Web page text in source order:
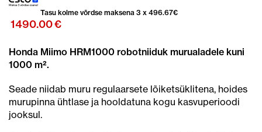
Tasu kolme võrdse maksena 3 x 496.67€
1490.00€
Honda Miimo HRM1000 robotniiduk murualadele kuni
1000 m².
Seade niidab muru regulaarsete lõiketsüklitena, hoides
murupinna ühtlase ja hooldatuna kogu kasvuperioodi
jooksul.